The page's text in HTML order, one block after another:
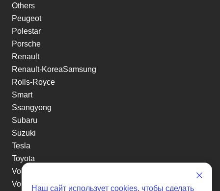
Others
Peugeot
Polestar
Porsche
Renault
Renault-KoreaSamsung
Rolls-Royce
Smart
Ssangyong
Subaru
Suzuki
Tesla
Toyota
Volkswagen
Volvo
Наш сайт использует cookies, чтобы сделать